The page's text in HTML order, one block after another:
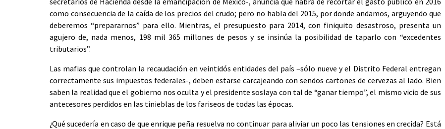
como consecuencia de la caída de los precios del crudo; pero no habla del 2015, por donde andamos, arguyendo que
deberemos “prepararnos” para ello. Mientras, el presupuesto para 2014, con finiquito desastroso, presenta un
agujero de, nada menos, 198 mil 365 millones de pesos y se insinúa la posibilidad de taparlo con “excedentes
tributarios”.
Las mafias que controlan la recaudación en veintidós entidades del país –sólo nueve y el Distrito Federal entregan
correctamente sus impuestos federales-, deben estarse carcajeando con sendos cartones de cervezas al lado. Bien
saben la realidad que el gobierno nos oculta y el presidente soslaya con tal de “ganar tiempo”, el mismo vicio de sus
antecesores perdidos en las tinieblas de los fariseos de todas las épocas.
¿Qué sucedería en caso de que enrique peña resuelva no continuar para aliviar un poco las tensiones en crecida? Está